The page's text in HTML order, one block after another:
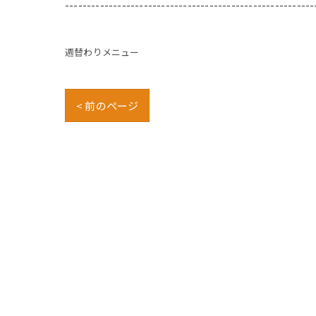
週替わりメニュー
< 前のページ